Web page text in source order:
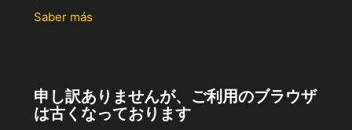
Saber más
申し訳ありませんが、ご利用のブラウザ
は古くなっております